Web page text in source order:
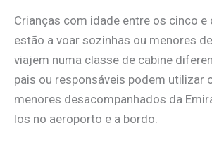
Crianças com idade entre os cinco e
estão a voar sozinhas ou menores
viajem numa classe de cabine
pais ou responsáveis podem utilizar
menores desacompanhados da
los no aeroporto e a bordo.